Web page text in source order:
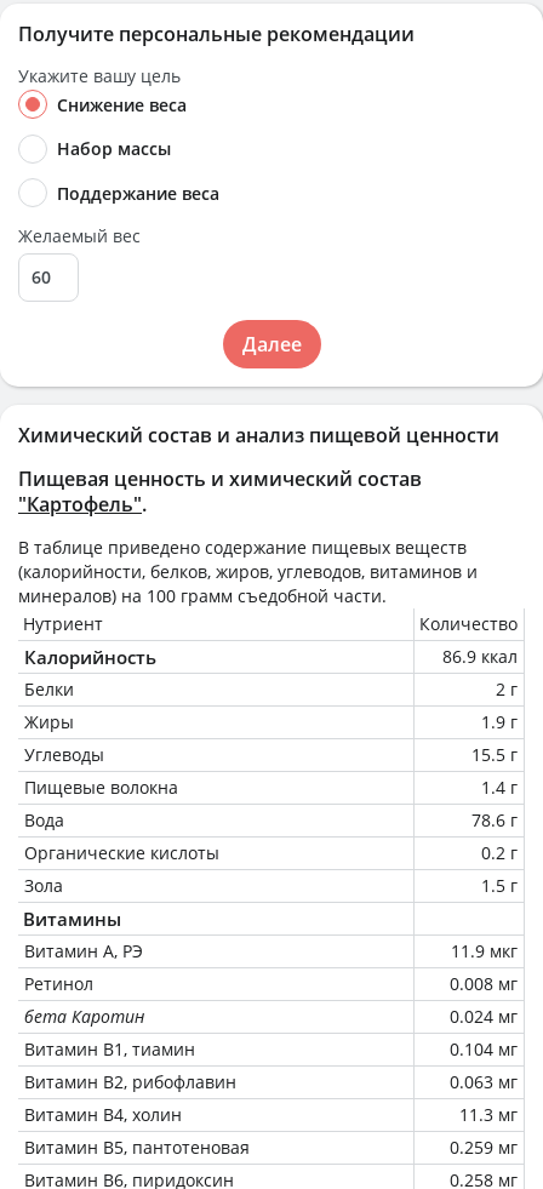
Химический состав и анализ пищевой ценности
Пищевая ценность и химический состав
"Картофель".
В таблице приведено содержание пищевых веществ
(калорийности, белков, жиров, углеводов, витаминов и
минералов) на 100 грамм съедобной части.
Нутриент
Количество
Калорийность
86.9 ккал
Белки
2 г
Жиры
1.9 г
Углеводы
15.5 г
Пищевые волокна
1.4 г
Вода
78.6 г
Органические кислоты
0.2 г
Зола
1.5 г
Витамины
Витамин А, РЭ
11.9 мкг
Ретинол
0.008 мг
бета Каротин
0.024 мг
Витамин В1, тиамин
0.104 мг
Витамин В2, рибофлавин
0.063 мг
Витамин В4, холин
11.3 мг
Витамин В5, пантотеновая
0.259 мг
Витамин В6, пиридоксин
0.258 мг
Получите персональные рекомендации
Укажите вашу цель
Снижение веса
Набор массы
Поддержание веса
Желаемый вес
Далее